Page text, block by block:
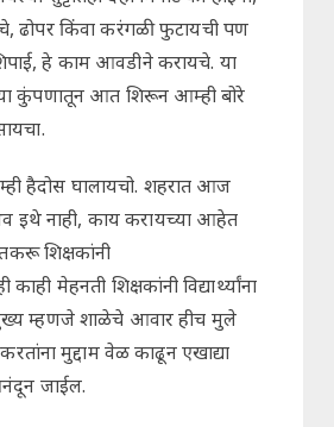
ढोपर किंवा करंगळी फुटायची पण
हे काम आवडीने करायचे. या
कुंपणातून आत शिरून आम्ही बोरे
हैदोस घालायचो. शहरात आज
इथे नाही, काय करायच्या आहेत
शिक्षकांनी
मेहनती शिक्षकांनी विद्यार्थ्यांना
म्हणजे शाळेचे आवार हीच मुले
मुद्दाम वेळ काढून एखाद्या
जाईल.